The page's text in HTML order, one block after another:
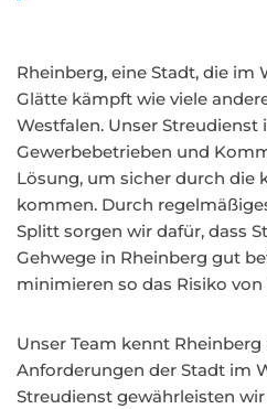
Rheinberg, eine Stadt, die im
Glätte kämpft wie viele
Westfalen. Unser
Gewerbebetrieben und
Lösung, um sicher durch die
kommen. Durch
Splitt sorgen wir dafür, dass
Gehwege in Rheinberg gut
minimieren so das Risiko
Unser Team kennt
Anforderungen der Stadt im
Streudienst gewährleisten